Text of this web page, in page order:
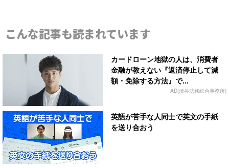
こんな記事も読まれています
カードローン地獄の人は、消費者
金融が教えない『返済停止して減
額・免除する方法』で...
AD(渋谷法務総合事務所)
英語が苦手な人同士で英文の手紙
を送り合おう